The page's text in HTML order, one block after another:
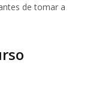
de tomar a